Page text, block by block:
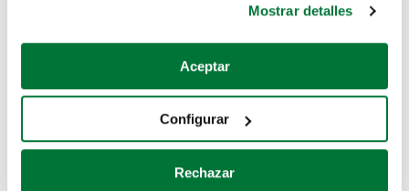
Si lo permite, también quisiéramos:
Recopilar información sobre su ubicación geográfica
Identificar su dispositivo analizándolo activamente
para buscar características específicas (huellas
Mostrar detalles
Aceptar
Configurar
Rechazar
Coches de segunda mano
Coches de km0